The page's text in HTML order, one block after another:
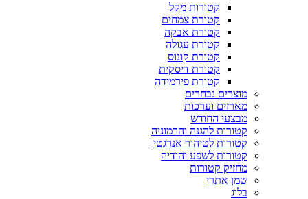
קטורות מקל
קטורת צמחים
קטורת אבקה
קטורת עגולה
קטורת קונוס
קטורת דיסקית
קטורת פירמידה
מוצרים נבחרים
מארזים וערכות
מבצעי החודש
קטורות להגנה והרמוניה
קטורות לטיהור אנרגטי
קטורות לשפע והודיה
מחזיק קטורות
שמן אתרי
בלוג